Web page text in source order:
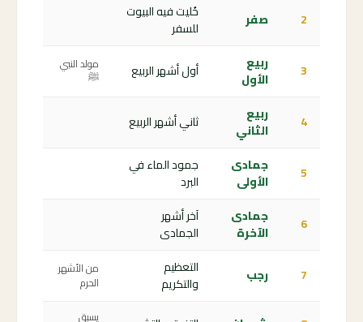
2 صفر
خُليت فيه البيوت
للسفر
3
ربيع
الأول
أول أشهر الربيع مولد النبي
ﷺ
4
ربيع
الثاني
ثاني أشهر الربيع
5
جمادى
الأولى
جمود الماء في
البرد
6
جمادى
الآخرة
آخر أشهر
الجمادى
7
رجب
التعظيم
والتكريم
من الأشهر
الحرم
يسبق